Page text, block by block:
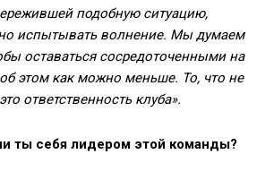
подобную ситуацию,
испытывать волнение. Мы думаем
оставаться сосредоточенными на
этом как можно меньше. То, что не
ответственность клуба».
ты себя лидером этой команды?